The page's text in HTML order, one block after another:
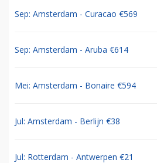
Sep: Amsterdam - Curacao €569
Sep: Amsterdam - Aruba €614
Mei: Amsterdam - Bonaire €594
Jul: Amsterdam - Berlijn €38
Jul: Rotterdam - Antwerpen €21